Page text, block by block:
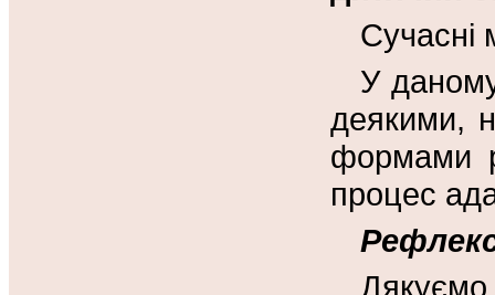
Сучасні
У
деякими,
формами
процес
Дякуємо